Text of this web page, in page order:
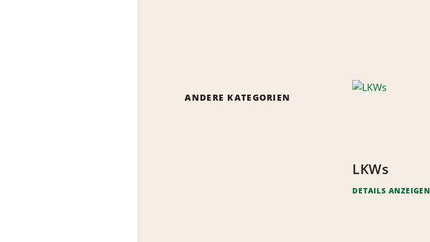
ANDERE KATEGORIEN
LKWs
DETAILS ANZEIGEN